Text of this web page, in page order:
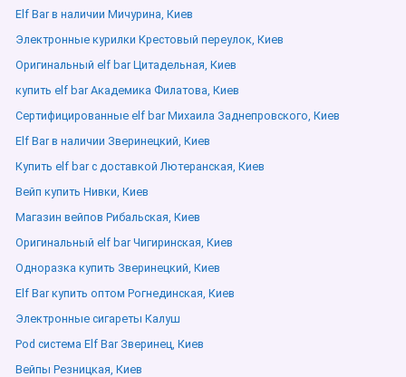
Elf Bar в наличии Мичурина, Киев
Электронные курилки Крестовый переулок, Киев
Оригинальный elf bar Цитадельная, Киев
купить elf bar Академика Филатова, Киев
Сертифицированные elf bar Михаила Заднепровского, Киев
Elf Bar в наличии Зверинецкий, Киев
Купить elf bar с доставкой Лютеранская, Киев
Вейп купить Нивки, Киев
Магазин вейпов Рибальская, Киев
Оригинальный elf bar Чигиринская, Киев
Одноразка купить Зверинецкий, Киев
Elf Bar купить оптом Рогнединская, Киев
Электронные сигареты Калуш
Pod система Elf Bar Зверинец, Киев
Вейпы Резницкая, Киев